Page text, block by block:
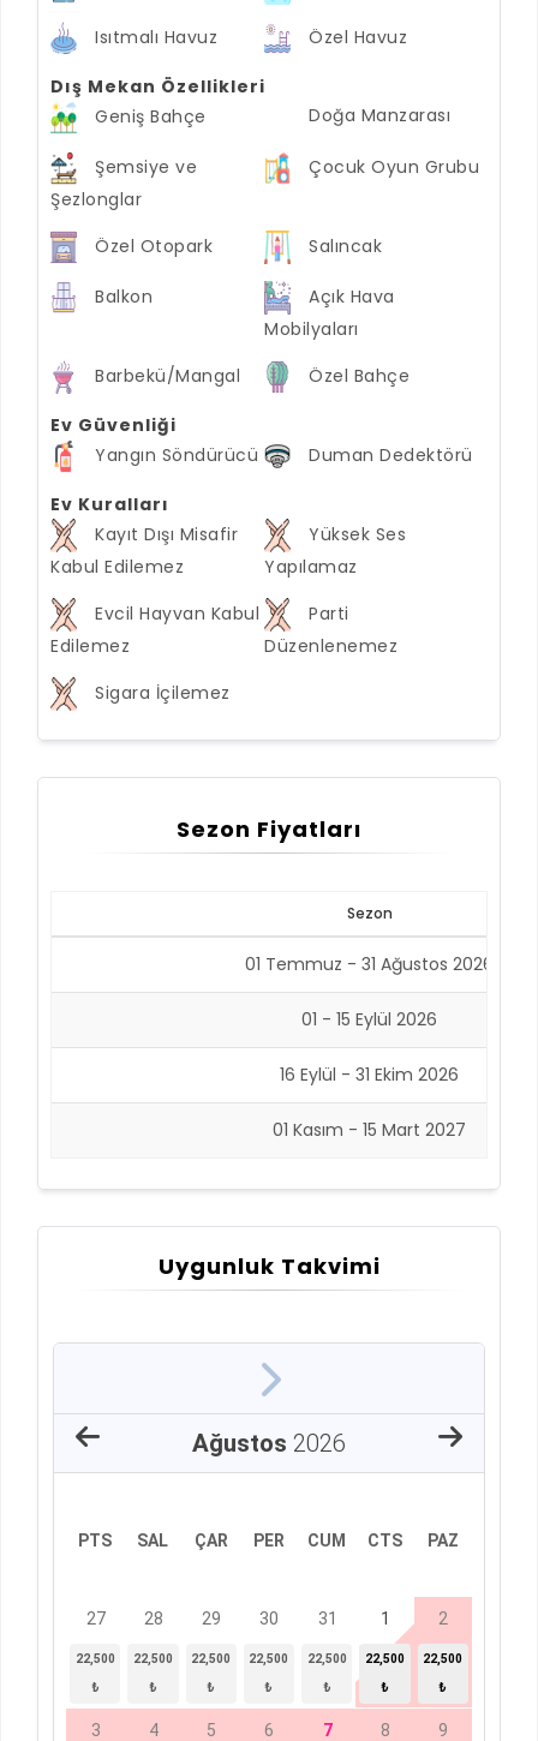
Isıtmalı Havuz Özel Havuz
Dış Mekan Özellikleri
Geniş Bahçe
Doğa Manzarası
Şemsiye ve
Şezlonglar
Çocuk Oyun Grubu
Özel Otopark Salıncak
Balkon
Açık Hava
Mobilyaları
Barbekü/Mangal
Özel Bahçe
Ev Güvenliği
Yangın Söndürücü
Duman Dedektörü
Ev Kuralları
Kayıt Dışı Misafir
Kabul Edilemez
Yüksek Ses
Yapılamaz
Evcil Hayvan Kabul
Edilemez
Parti
Düzenlenemez
Sigara İçilemez
Sezon Fiyatları
Sezon
01 Temmuz - 31 Ağustos 2026
01 - 15 Eylül 2026
16 Eylül - 31 Ekim 2026
01 Kasım - 15 Mart 2027
Uygunluk Takvimi
Ağustos 2026
PTS SAL ÇAR PER CUM CTS PAZ
27
22,500
₺
28
22,500
₺
29
22,500
₺
30
22,500
₺
31
22,500
₺
1
22,500
₺
2
22,500
₺
3 4 5 6 7 8 9